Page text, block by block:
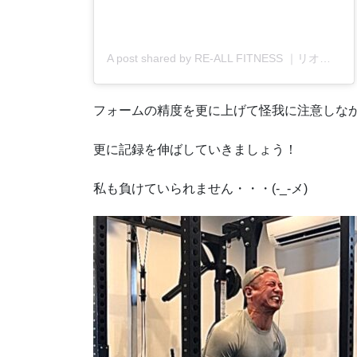
フォームの精度を更に上げて怪我に注意しな
更に記録を伸ばしていきましょう！
私も負けていられません・・・(-_-メ)